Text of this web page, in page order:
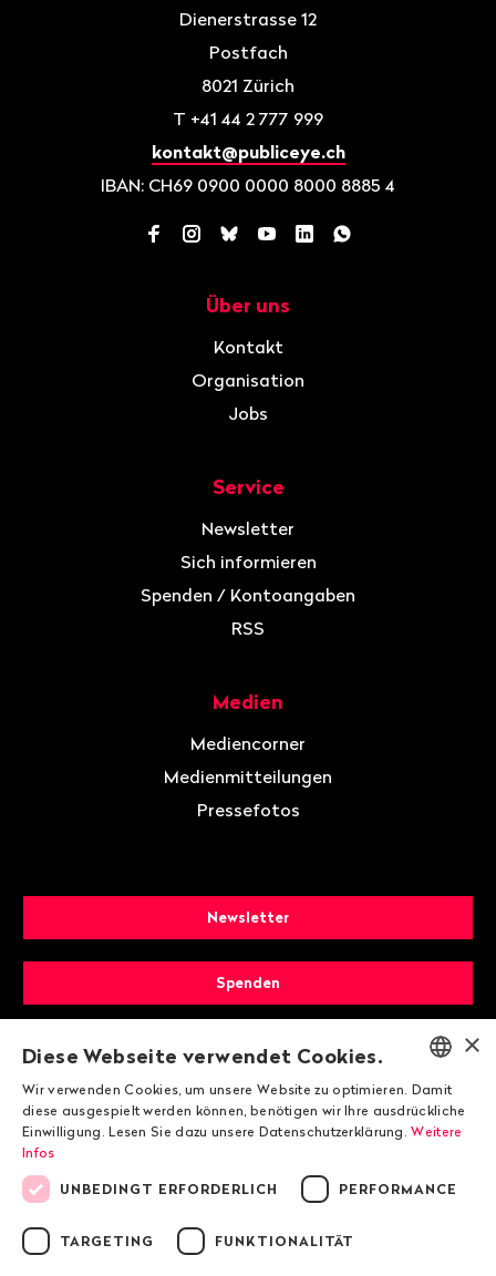
Dienerstrasse 12
Postfach
8021 Zürich
T +41 44 2 777 999
kontakt@publiceye.ch
IBAN: CH69 0900 0000 8000 8885 4
Facebook
Instagram
BlueskyYouTube
LinkedInWhatsApp
Über uns
Kontakt
Organisation
Jobs
Service
Newsletter
Sich informieren
Spenden / Kontoangaben
RSS
Medien
Mediencorner
Medienmitteilungen
Pressefotos
Newsletter
Spenden
Mitglied werden
© 2026 Public Eye
ENGLISH
DEUTSCH
×
Diese Webseite verwendet Cookies.
Wir verwenden Cookies, um unsere Website zu optimieren. Damit
diese ausgespielt werden können, benötigen wir Ihre ausdrückliche
Einwilligung. Lesen Sie dazu unsere Datenschutzerklärung. Weitere
Infos
UNBEDINGT ERFORDERLICH PERFORMANCE
TARGETING FUNKTIONALITÄT